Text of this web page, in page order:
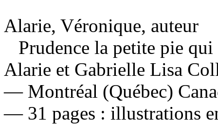
Alarie, Véronique, auteur
Prudence la petite pie
Alarie et Gabrielle Lisa
— Montréal (Québec)
— 31 pages : illustrations